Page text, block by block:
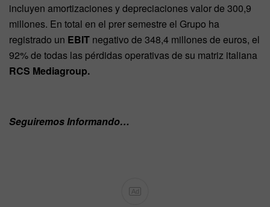
incluyen amortizaciones y depreciaciones valor de 300,9
millones. En total en el prer semestre el Grupo ha
registrado un EBIT negativo de 348,4 millones de euros, el
92% de todas las pérdidas operativas de su matriz italiana
RCS Mediagroup.
Seguiremos Informando…
Ad